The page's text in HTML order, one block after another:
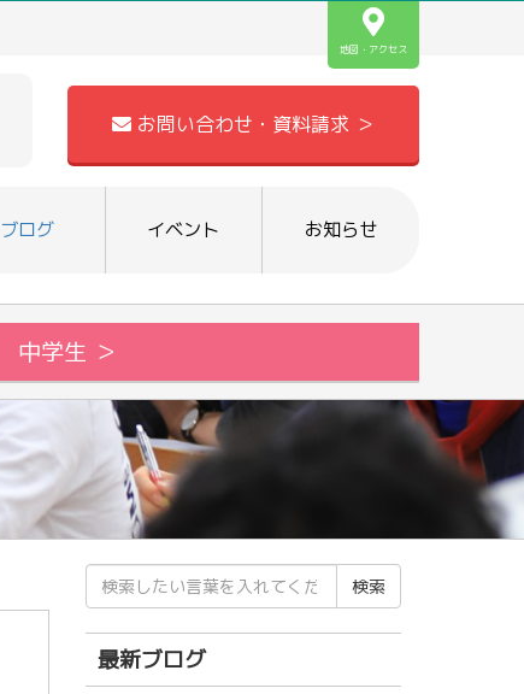
地図・アクセス
お問い合わせ・資料請求 ＞
ブログ イベント お知らせ
中学生 ＞
検
索
結
果:
最新ブログ